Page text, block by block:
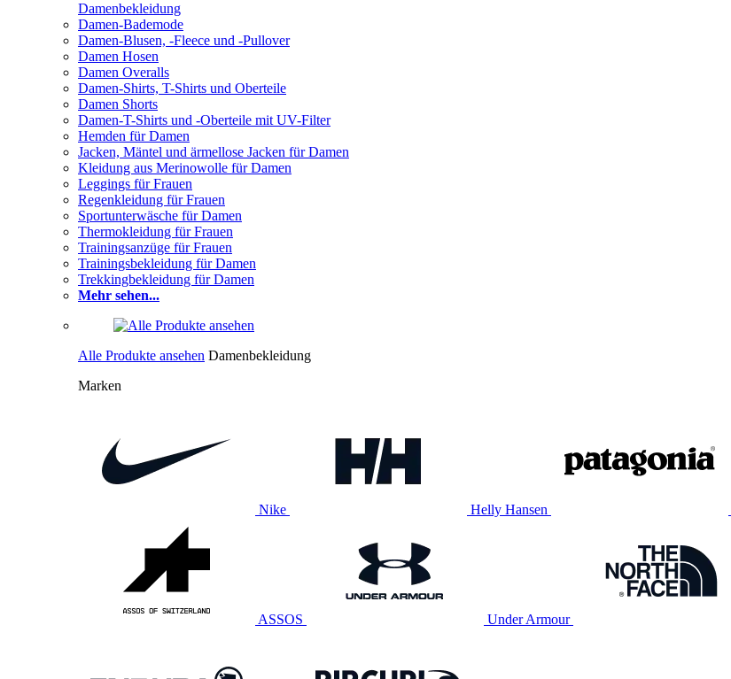
Damenbekleidung
Damen-Bademode
Damen-Blusen, -Fleece und -Pullover
Damen Hosen
Damen Overalls
Damen-Shirts, T-Shirts und Oberteile
Damen Shorts
Damen-T-Shirts und -Oberteile mit UV-Filter
Hemden für Damen
Jacken, Mäntel und ärmellose Jacken für Damen
Kleidung aus Merinowolle für Damen
Leggings für Frauen
Regenkleidung für Frauen
Sportunterwäsche für Damen
Thermokleidung für Frauen
Trainingsanzüge für Frauen
Trainingsbekleidung für Damen
Trekkingbekleidung für Damen
Mehr sehen...
Alle Produkte ansehen Damenbekleidung
Marken
Nike Helly Hansen
ASSOS Under Armour